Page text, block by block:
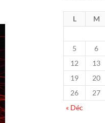
L M
5
6
12
13
19
20
26
27
« Déc